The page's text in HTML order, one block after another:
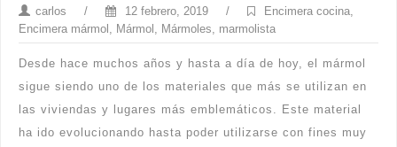
carlos / 12 febrero, 2019 / Encimera cocina
Encimera mármol
Mármol Mármoles marmolista
Desde hace muchos años y hasta a día de hoy, el mármol
sigue siendo uno de los materiales que más se utilizan en
las viviendas y lugares más emblemáticos. Este material
ha ido evolucionando hasta poder utilizarse con fines muy